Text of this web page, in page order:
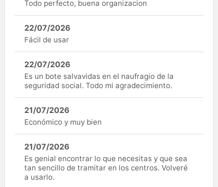
Todo perfecto, buena organizacion
22/07/2026
Fácil de usar
22/07/2026
Es un bote salvavidas en el naufragio de la
seguridad social. Todo mi agradecimiento.
21/07/2026
Económico y muy bien
21/07/2026
Es genial encontrar lo que necesitas y que sea
tan sencillo de tramitar en los centros. Volveré
a usarlo.